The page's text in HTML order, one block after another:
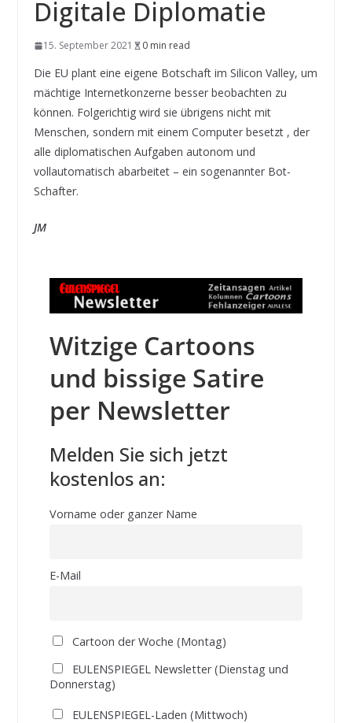
Digitale Diplomatie
15. September 2021 0 min read
Die EU plant eine eigene Botschaft im Silicon Valley, um
mächtige Internetkonzerne besser beobachten zu
können. Folgerichtig wird sie übrigens nicht mit
Menschen, sondern mit einem Computer besetzt , der
alle diplomatischen Aufgaben autonom und
vollautomatisch abarbeitet – ein sogenannter Bot-
Schafter.
JM
Witzige Cartoons
und bissige Satire
per Newsletter
Melden Sie sich jetzt
kostenlos an:
Vorname oder ganzer Name
E-Mail
Cartoon der Woche (Montag)
EULENSPIEGEL Newsletter (Dienstag und
Donnerstag)
EULENSPIEGEL-Laden (Mittwoch)